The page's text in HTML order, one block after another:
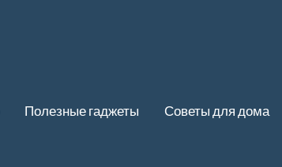
Полезные гаджеты Советы для дома